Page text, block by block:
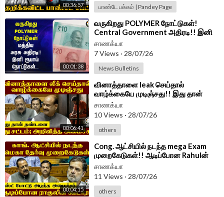
00:36:57 பாண்டே பக்கம் | Pandey Page
00:01:38
⁣வருகிறது POLYMER நோட்டுகள்!
Central Government அதிரடி!! இனி
ரூபாய் நோட்டுகள்... | India
சாணக்யா
7 Views · 28/07/26
News Bulletins
00:06:41
⁣வினாத்தாளை leak செய்தால்
வாழ்க்கையே முடிஞ்சது!! இது தான்
தண்டனை; அறிவித்த அமைச்சர் |
Jitendra Singh
சாணக்யா
10 Views · 28/07/26
others
00:04:15
⁣Cong. ஆட்சியில் நடந்த mega Exam
முறைகேடுகள்!! ஆடிப்போன Rahulன்
கூடாரம் | BJP | Jitendra Singh
சாணக்யா
11 Views · 28/07/26
others